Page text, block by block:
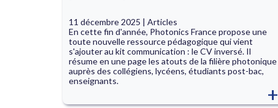
11 décembre 2025 | Articles
En cette fin d'année, Photonics France propose une
toute nouvelle ressource pédagogique qui vient
s'ajouter au kit communication : le CV inversé. Il
résume en une page les atouts de la filière photonique
auprès des collégiens, lycéens, étudiants post-bac,
enseignants.
+